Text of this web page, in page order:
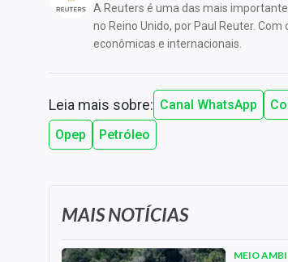
A Reuters é uma das mais
no Reino Unido, por Paul Reuter.
econômicas e internacionais.
Leia mais sobre: Canal WhatsApp
Opep
Petróleo
MAIS NOTÍCIAS
MEIO